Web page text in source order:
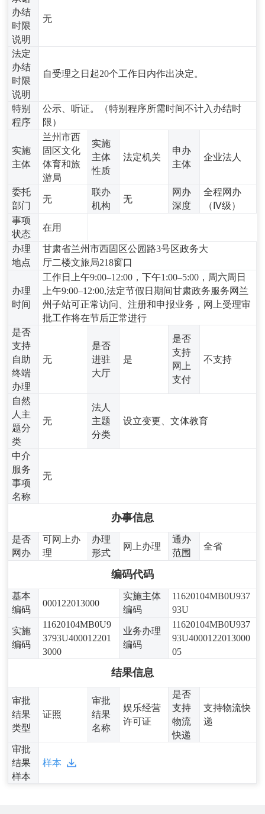
办结
时限
说明
无
法定
办结
时限
说明
自受理之日起20个工作日内作出决定。
特别
程序
公示、听证。（特别程序所需时间不计入办结时
限）
实施
主体
兰州市西
固区文化
体育和旅
游局
实施
主体
性质
法定机关
申办
主体
企业法人
委托
部门
无
联办
机构
无
网办
深度
全程网办
（Ⅳ级）
事项
状态
在用
办理
地点
甘肃省兰州市西固区公园路3号区政务大
厅二楼文旅局218窗口
办理
时间
工作日上午9:00–12:00，下午1:00–5:00，周六周日
上午9:00–12:00,法定节假日期间甘肃政务服务网兰
州子站可正常访问、注册和申报业务，网上受理审
批工作将在节后正常进行
是否
支持
自助
终端
办理
无
是否
进驻
大厅
是
是否
支持
网上
支付
不支持
自然
人主
题分
类
无
法人
主题
分类
设立变更、文体教育
中介
服务
事项
名称
无
办事信息
是否
网办
可网上办
理
办理
形式
网上办理
通办
范围
全省
编码代码
基本
编码
000122013000
实施主体
编码
11620104MB0U937
93U
实施
编码
11620104MB0U9
3793U400012201
3000
业务办理
编码
11620104MB0U937
93U4000122013000
05
结果信息
审批
结果
类型
证照
审批
结果
名称
娱乐经营
许可证
是否
支持
物流
快递
支持物流快
递
审批
结果
样本
样本